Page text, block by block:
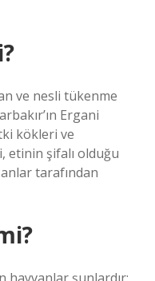
ve nesli tükenme
Ergani
kökleri ve
etinin şifalı olduğu
tarafından